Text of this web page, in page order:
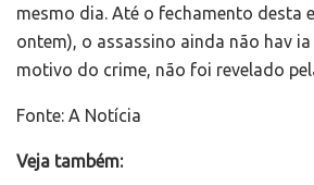
mesmo dia. Até o fechamento desta
ontem), o assassino ainda não hav
motivo do crime, não foi revelado
Fonte: A Notícia
Veja também: